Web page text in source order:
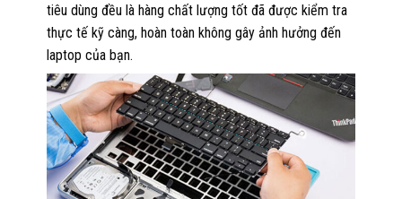
tiêu dùng đều là hàng chất lượng tốt đã được kiểm tra
thực tế kỹ càng, hoàn toàn không gây ảnh hưởng đến
laptop của bạn.